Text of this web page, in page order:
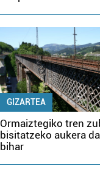
GIZARTEA
Ormaiztegiko tren
bisitatzeko aukera
bihar